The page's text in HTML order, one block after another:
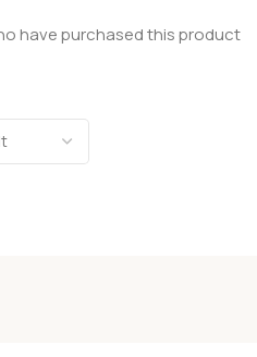
have purchased this product